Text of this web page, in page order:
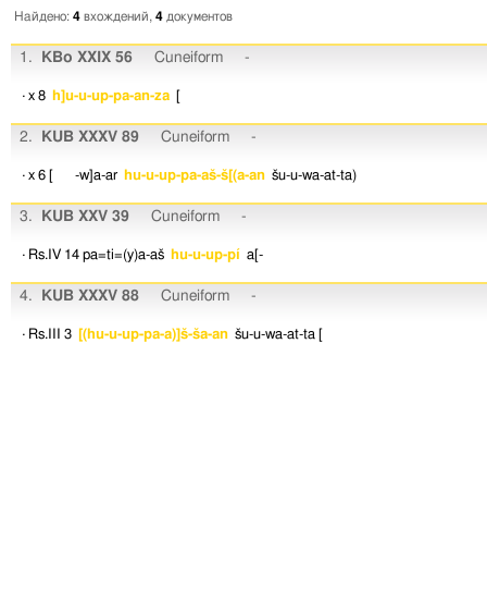
Найдено: 4 вхождений, 4 документов
1. KBo XXIX 56 Cuneiform -
· x 8 h]u-u-up-pa-an-za [
2. KUB XXXV 89 Cuneiform -
· x 6 [ -w]a-ar hu-u-up-pa-aš-š[(a-an šu-u-wa-at-ta)
3. KUB XXV 39 Cuneiform -
· Rs.IV 14 pa=ti=(y)a-aš hu-u-up-pí a[-
4. KUB XXXV 88 Cuneiform -
· Rs.III 3 [(hu-u-up-pa-a)]š-ša-an šu-u-wa-at-ta [